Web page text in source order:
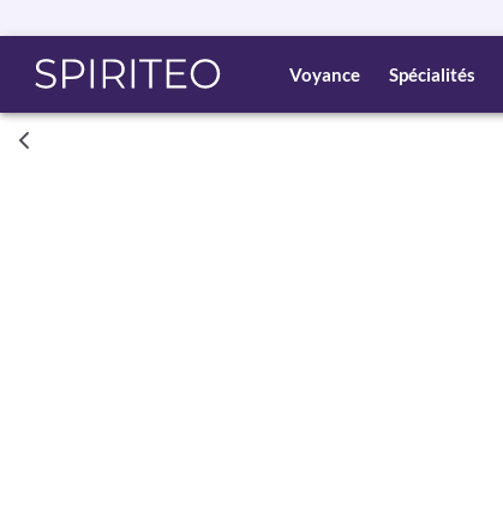
Voyance Spécialités